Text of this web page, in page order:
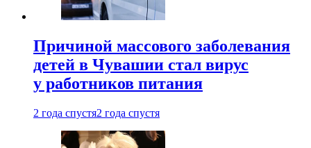
Причиной массового заболевания
детей в Чувашии стал вирус
у работников питания
2 года спустя2 года спустя